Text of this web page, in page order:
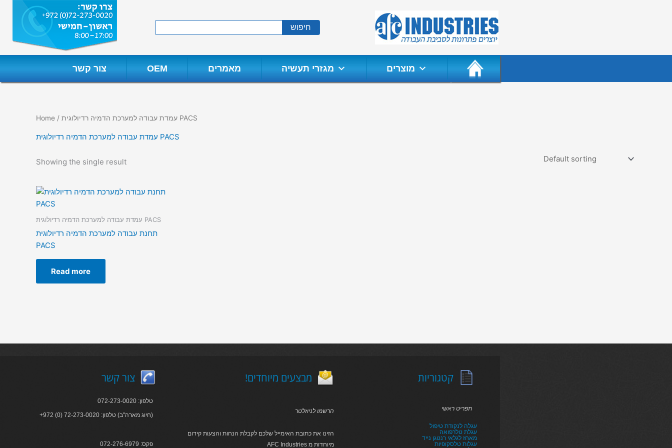
content
חיפוש
צור קשר OEM מאמרים מגזרי תעשיה מוצרים
Home / עמדת עבודה למערכת הדמיה רדיולוגית PACS
עמדת עבודה למערכת הדמיה רדיולוגית PACS
Showing the single result
עמדת עבודה למערכת הדמיה רדיולוגית PACS
תחנת עבודה למערכת הדמיה רדיולוגית
PACS
Read more
צור קשר
טלפון: 072-273-0020
+972 (0) 72-273-0020 :חיוג מארה"ב) טלפון)
פקס: 072-276-6979
!מבצעים מיוחדים
הרשמו לניוזלטר
הזינו את כתובת האימייל שלכם לקבלת הנחות והצעות קידום
AFC Industries מיוחדות מ
קטגוריות
תפריט ראשי
עגלה לנקודת טיפול
עגלת טלרפואה
מאחז לגלאי רנטגן נייד
עגלות טלסקופיות